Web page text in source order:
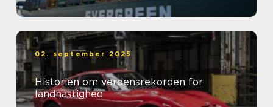
02. september 2025
Historien om verdensrekorden for
landhastighed